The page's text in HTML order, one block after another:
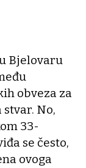
Bjelovaru
obveza za
No,
33-
se često,
ovoga